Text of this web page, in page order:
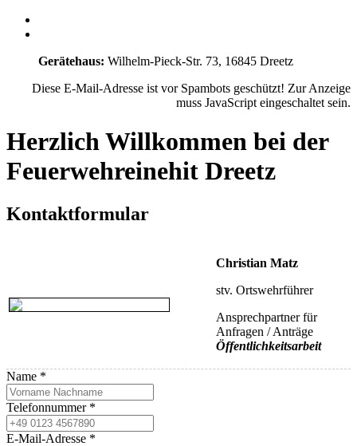
Gerätehaus: Wilhelm-Pieck-Str. 73, 16845 Dreetz
Diese E-Mail-Adresse ist vor Spambots geschützt! Zur Anzeige
muss JavaScript eingeschaltet sein.
Herzlich Willkommen bei der
Feuerwehreinehit Dreetz
Kontaktformular
Christian Matz
stv. Ortswehrführer
Ansprechpartner für
Anfragen / Anträge
Öffentlichkeitsarbeit
Name *
Telefonnummer *
E-Mail-Adresse *